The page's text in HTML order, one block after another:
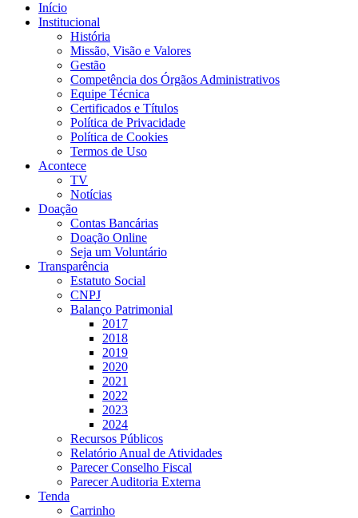
Início
Institucional
História
Missão, Visão e Valores
Gestão
Competência dos Órgãos Administrativos
Equipe Técnica
Certificados e Títulos
Política de Privacidade
Política de Cookies
Termos de Uso
Acontece
TV
Notícias
Doação
Contas Bancárias
Doação Online
Seja um Voluntário
Transparência
Estatuto Social
CNPJ
Balanço Patrimonial
2017
2018
2019
2020
2021
2022
2023
2024
Recursos Públicos
Relatório Anual de Atividades
Parecer Conselho Fiscal
Parecer Auditoria Externa
Tenda
Carrinho